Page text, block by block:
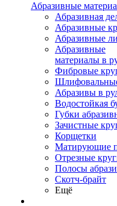
Абразивные
Абразивная
Абразивные
Абразивные
Абразивные
материалы в
Фибровые
Абразивы в
Водостойкая
Губки
Зачистные
Корщетки
Матирующие
Отрезные
Полосы
Скотч-брайт
Ещё